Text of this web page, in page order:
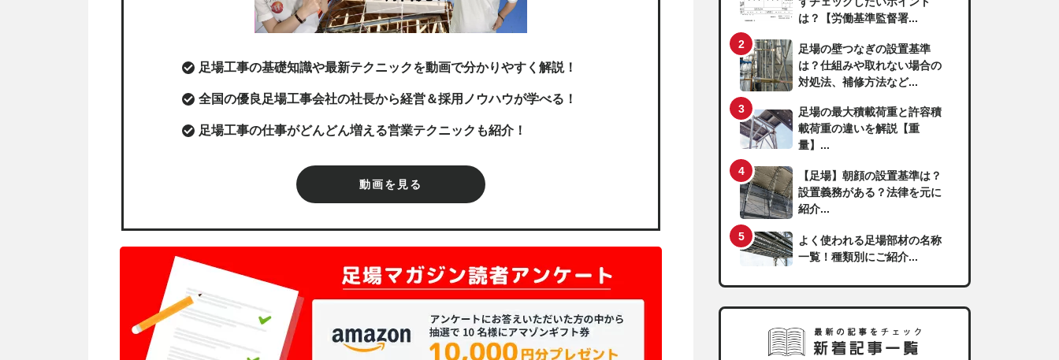
足場工事の基礎知識や最新テクニックを動画で分かりやすく解説！
全国の優良足場工事会社の社長から経営＆採用ノウハウが学べる！
足場工事の仕事がどんどん増える営業テクニックも紹介！
動画を見る
は？【労働基準監督署...
足場の壁つなぎの設置基準
は？仕組みや取れない場合の
対処法、補修方法など...
足場の最大積載荷重と許容積
載荷重の違いを解説【重
量】...
【足場】朝顔の設置基準は？
設置義務がある？法律を元に
紹介...
よく使われる足場部材の名称
一覧！種類別にご紹介...